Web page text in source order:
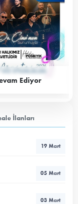
Ediyor
İlanları
19 Mart
05 Mart
03 Mart